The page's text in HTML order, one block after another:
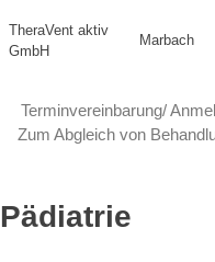
TheraVent aktiv
GmbH
Marbach
Terminvereinbarung/
Zum Abgleich von
Pädiatrie